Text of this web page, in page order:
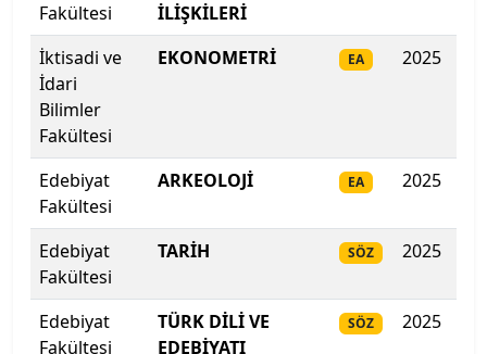
İzmir Katip Çelebi Üniversitesi
İzmir Kavram Meslek Y.O.
İzmir Tınaztepe Üniversitesi
İzmir Yüksek Teknoloji Enstitüsü
Kadir Has Üniversitesi
Kafkas Üniversitesi
Fakültesi
İLİŞKİLERİ
İktisadi ve
İdari
Bilimler
Fakültesi
EKONOMETRİ EA 2025
Edebiyat
Fakültesi
ARKEOLOJİ EA 2025
Edebiyat
Fakültesi
TARİH SÖZ 2025
Edebiyat
Fakültesi
TÜRK DİLİ VE
EDEBİYATI
SÖZ 2025